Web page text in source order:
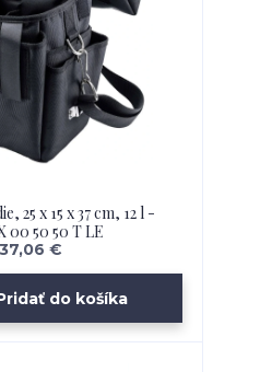
25 x 15 x 37 cm, 12 l -
00 50 50 T LE
€
do košíka